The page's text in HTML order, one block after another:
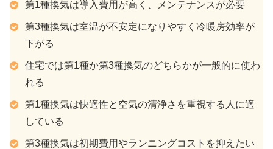
第1種換気は導入費用が高く、メンテナンスが必要
第3種換気は室温が不安定になりやすく冷暖房効率が
下がる
住宅では第1種か第3種換気のどちらかが一般的に使わ
れる
第1種換気は快適性と空気の清浄さを重視する人に適
している
第3種換気は初期費用やランニングコストを抑えたい